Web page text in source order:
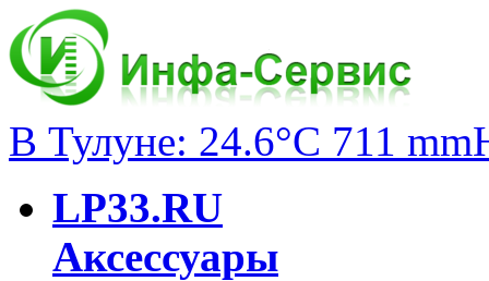
В Тулуне: 24.6°C 711
LP33.RU
Аксессуары